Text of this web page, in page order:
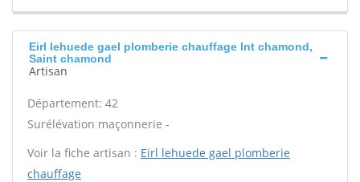
Eirl lehuede gael plomberie chauffage Int chamond,
Saint chamond
Artisan
Département: 42
Surélévation maçonnerie -
Voir la fiche artisan : Eirl lehuede gael plomberie
chauffage